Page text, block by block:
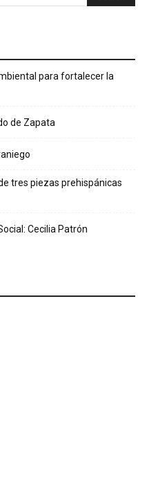
para fortalecer la
de Zapata
tres piezas prehispánicas
Cecilia Patrón